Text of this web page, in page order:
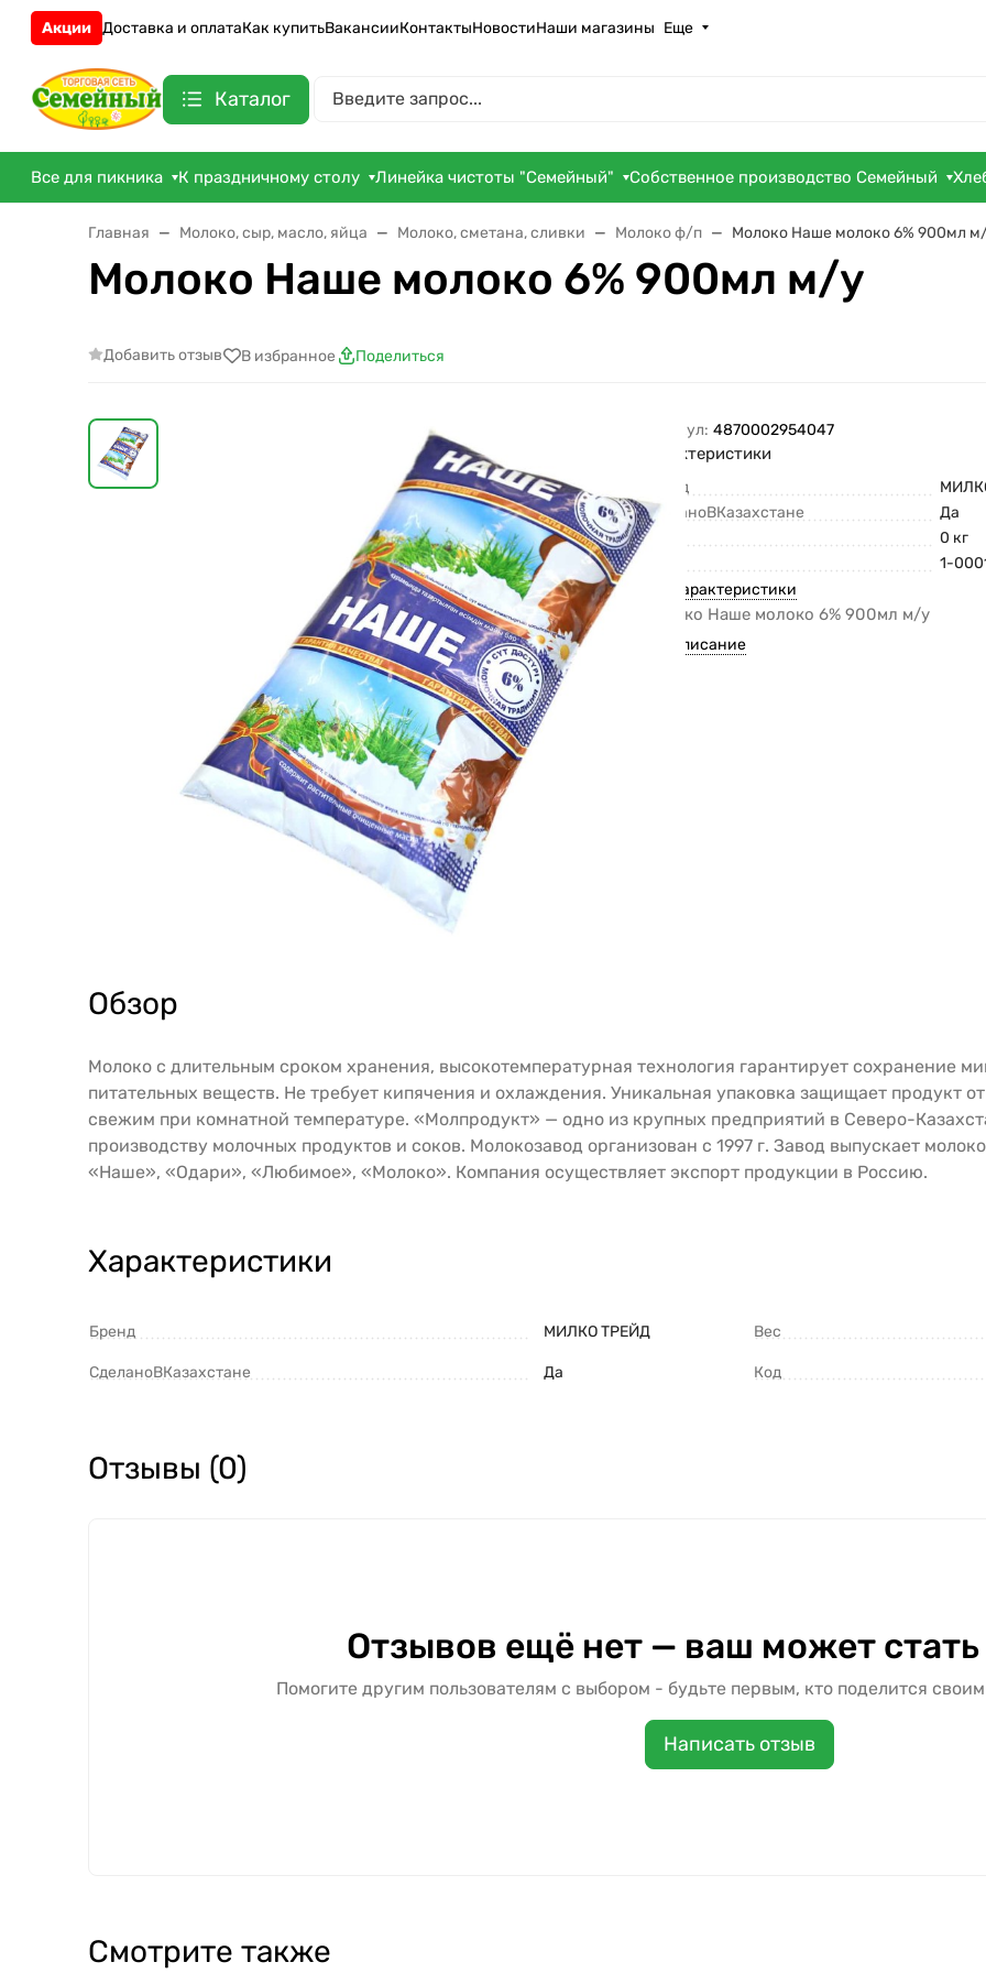
Акции Доставка и оплатаКак купитьВакансииКонтактыНовостиНаши магазины Еще
Каталог
Все для пикника К праздничному столу Линейка чистоты "Семейный" Собственное производство Семейный
Главная Молоко, сыр, масло, яйца Молоко, сметана, сливки Молоко ф/п Молоко Наше молоко 6% 900мл
Молоко Наше молоко 6% 900мл м/у
Добавить отзыв В избранное Поделиться
Артикул: 4870002954047
Характеристики
Бренд
СделаноВКазахстане
Да
Вес
0 кг
1-
Все характеристики
Молоко Наше молоко 6% 900мл м/у
Все описание
Обзор
Молоко с длительным сроком хранения, высокотемпературная технология гарантирует сохранение
питательных веществ. Не требует кипячения и охлаждения. Уникальная упаковка защищает продукт
свежим при комнатной температуре. «Молпродукт» — одно из крупных предприятий в Северо-
производству молочных продуктов и соков. Молокозавод организован с 1997 г. Завод выпускает
«Наше», «Одари», «Любимое», «Молоко». Компания осуществляет экспорт продукции в Россию.
Характеристики
Бренд МИЛКО ТРЕЙД
СделаноВКазахстане Да
Вес
Код
Отзывы (0)
Отзывов ещё нет — ваш может
Помогите другим пользователям с выбором - будьте первым, кто поделится
Написать отзыв
Смотрите также